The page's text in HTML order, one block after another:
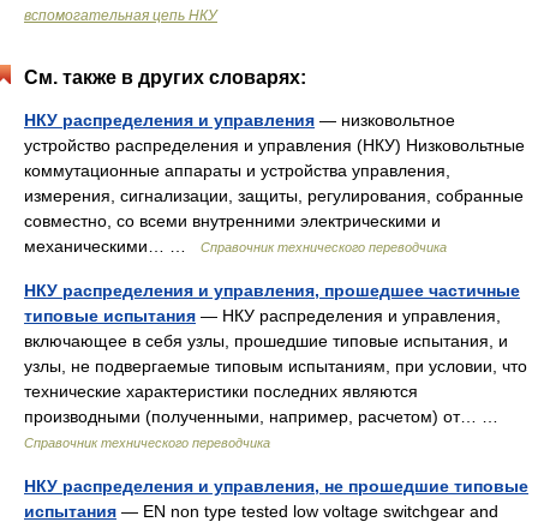
вспомогательная цепь НКУ
См. также в других словарях:
НКУ распределения и управления — низковольтное
устройство распределения и управления (НКУ) Низковольтные
коммутационные аппараты и устройства управления,
измерения, сигнализации, защиты, регулирования, собранные
совместно, со всеми внутренними электрическими и
механическими… …
Справочник технического переводчика
НКУ распределения и управления, прошедшее частичные
типовые испытания — НКУ распределения и управления,
включающее в себя узлы, прошедшие типовые испытания, и
узлы, не подвергаемые типовым испытаниям, при условии, что
технические характеристики последних являются
производными (полученными, например, расчетом) от… …
Справочник технического переводчика
НКУ распределения и управления, не прошедшие типовые
испытания — EN non type tested low voltage switchgear and